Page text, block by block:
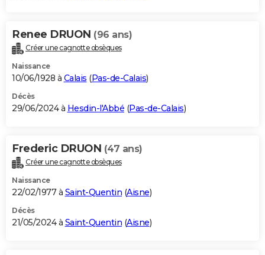
Renee DRUON (96 ans)
Créer une cagnotte obsèques
Naissance
10/06/1928 à Calais (Pas-de-Calais)
Décès
29/06/2024 à Hesdin-l'Abbé (Pas-de-Calais)
Frederic DRUON (47 ans)
Créer une cagnotte obsèques
Naissance
22/02/1977 à Saint-Quentin (Aisne)
Décès
21/05/2024 à Saint-Quentin (Aisne)